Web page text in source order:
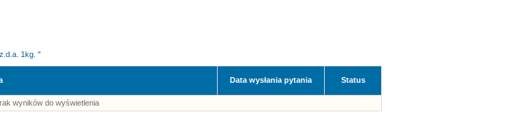
1kg. "
Data wysłania pytania Status
wyników do wyświetlenia